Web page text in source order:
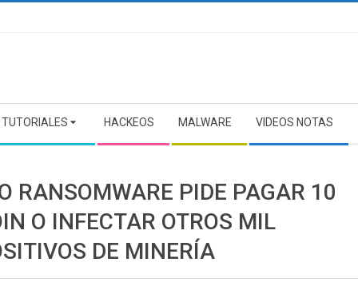
TUTORIALES HACKEOS MALWARE VIDEOS NOTAS
RANSOMWARE PIDE PAGAR 10
O INFECTAR OTROS MIL
DE MINERÍA